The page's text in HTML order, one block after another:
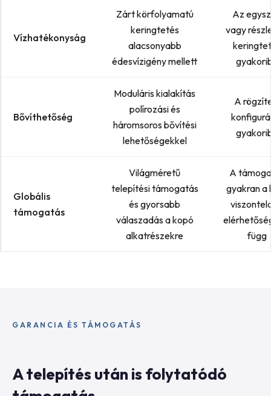
Vízhatékonyság
Zárt körfolyamatú
keringtetés
alacsonyabb
édesvízigény mellett
Az
vagy
Bővíthetőség
Moduláris kialakítás
polírozási és
háromsoros bővítési
lehetőségekkel
A
Globális
támogatás
Világméretű
telepítési támogatás
és gyorsabb
válaszadás a kopó
alkatrészekre
A
gyakran a
függ
GARANCIA ÉS TÁMOGATÁS
A telepítés után is folytatódó